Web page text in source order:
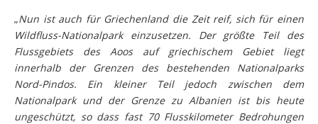
„Nun ist auch für Griechenland die Zeit reif, sich für einen
Wildfluss-Nationalpark einzusetzen. Der größte Teil des
Flussgebiets des Aoos auf griechischem Gebiet liegt
innerhalb der Grenzen des bestehenden Nationalparks
Nord-Pindos. Ein kleiner Teil jedoch zwischen dem
Nationalpark und der Grenze zu Albanien ist bis heute
ungeschützt, so dass fast 70 Flusskilometer Bedrohungen